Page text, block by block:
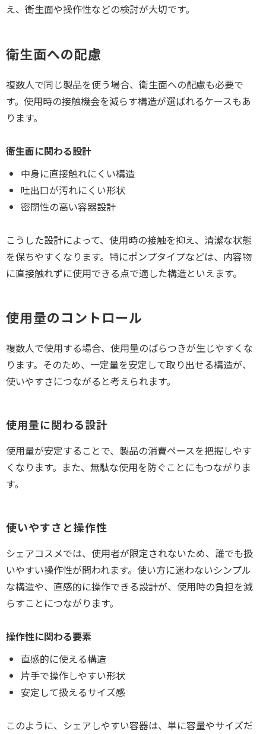
え、衛生面や操作性などの検討が大切です。
衛生面への配慮
複数人で同じ製品を使う場合、衛生面への配慮も必要で
す。使用時の接触機会を減らす構造が選ばれるケースもあ
ります。
衛生面に関わる設計
中身に直接触れにくい構造
吐出口が汚れにくい形状
密閉性の高い容器設計
こうした設計によって、使用時の接触を抑え、清潔な状態
を保ちやすくなります。特にポンプタイプなどは、内容物
に直接触れずに使用できる点で適した構造といえます。
使用量のコントロール
複数人で使用する場合、使用量のばらつきが生じやすくな
ります。そのため、一定量を安定して取り出せる構造が、
使いやすさにつながると考えられます。
使用量に関わる設計
使用量が安定することで、製品の消費ペースを把握しやす
くなります。また、無駄な使用を防ぐことにもつながりま
す。
使いやすさと操作性
シェアコスメでは、使用者が限定されないため、誰でも扱
いやすい操作性が問われます。使い方に迷わないシンプル
な構造や、直感的に操作できる設計が、使用時の負担を減
らすことにつながります。
操作性に関わる要素
直感的に使える構造
片手で操作しやすい形状
安定して扱えるサイズ感
このように、シェアしやすい容器は、単に容量やサイズだ